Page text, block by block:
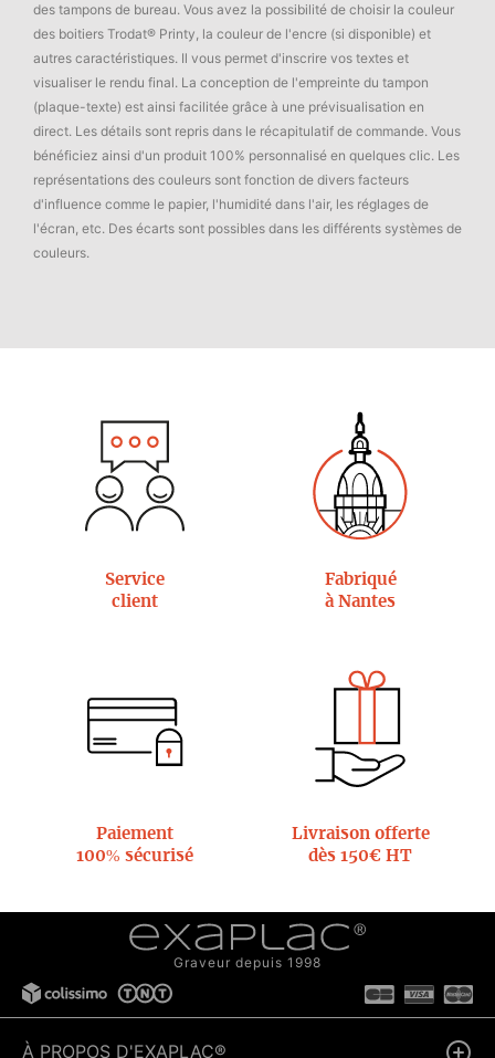
des tampons de bureau. Vous avez la possibilité de choisir la couleur
des boitiers Trodat® Printy, la couleur de l'encre (si disponible) et
autres caractéristiques. Il vous permet d'inscrire vos textes et
visualiser le rendu final. La conception de l'empreinte du tampon
(plaque-texte) est ainsi facilitée grâce à une prévisualisation en
direct. Les détails sont repris dans le récapitulatif de commande. Vous
bénéficiez ainsi d'un produit 100% personnalisé en quelques clic. Les
représentations des couleurs sont fonction de divers facteurs
d'influence comme le papier, l'humidité dans l'air, les réglages de
l'écran, etc. Des écarts sont possibles dans les différents systèmes de
couleurs.
Service
client
Fabriqué
à Nantes
Paiement
100% sécurisé
Livraison offerte
dès 150€ HT
Graveur depuis 1998
À PROPOS D'EXAPLAC®